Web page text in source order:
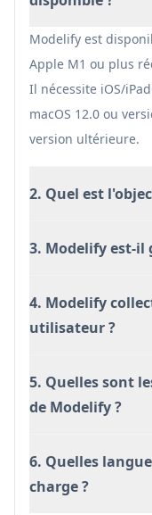
éducatif 2D
développeurs
convertir des
nécessitant
Processus de
l'IA
diverses
Nécessite iOS
Limité par un
achats
Modelify est
Apple M1 ou plus
Il nécessite iOS/
macOS 12.0 ou
version ultérieure.
2. Quel est
3. Modelify est-il
4. Modelify
utilisateur ?
5. Quelles sont
de Modelify ?
6. Quelles
charge ?